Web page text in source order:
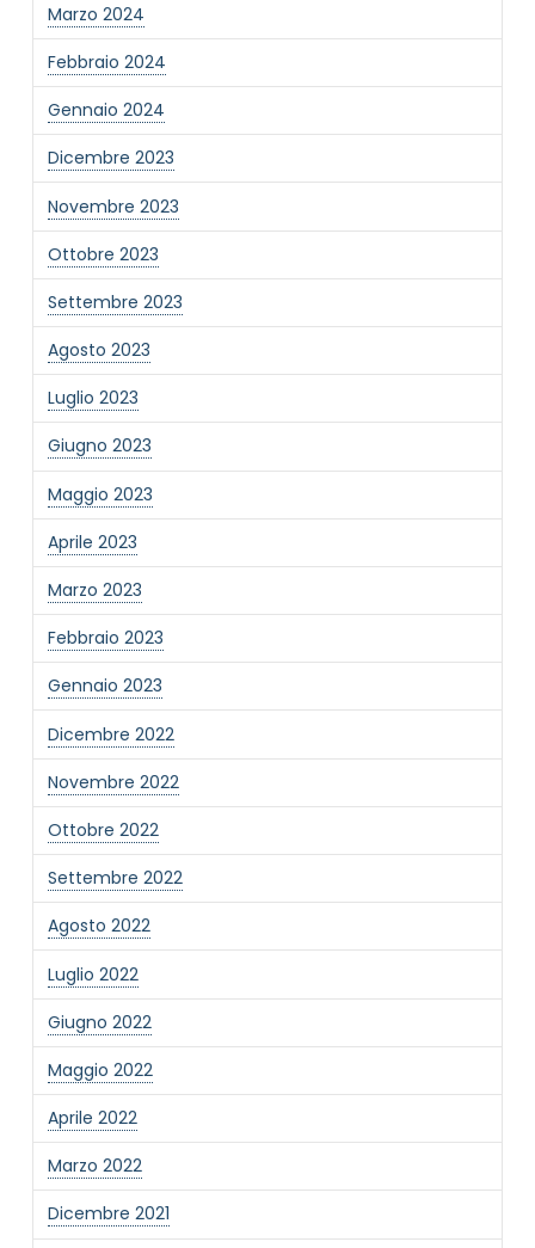
Marzo 2024
Febbraio 2024
Gennaio 2024
Dicembre 2023
Novembre 2023
Ottobre 2023
Settembre 2023
Agosto 2023
Luglio 2023
Giugno 2023
Maggio 2023
Aprile 2023
Marzo 2023
Febbraio 2023
Gennaio 2023
Dicembre 2022
Novembre 2022
Ottobre 2022
Settembre 2022
Agosto 2022
Luglio 2022
Giugno 2022
Maggio 2022
Aprile 2022
Marzo 2022
Dicembre 2021
Newsletter
Desidero rimanere aggiornato sulle ultime
novità dell'Associazione tramite l'iscrizione alla
newsletter
Invia